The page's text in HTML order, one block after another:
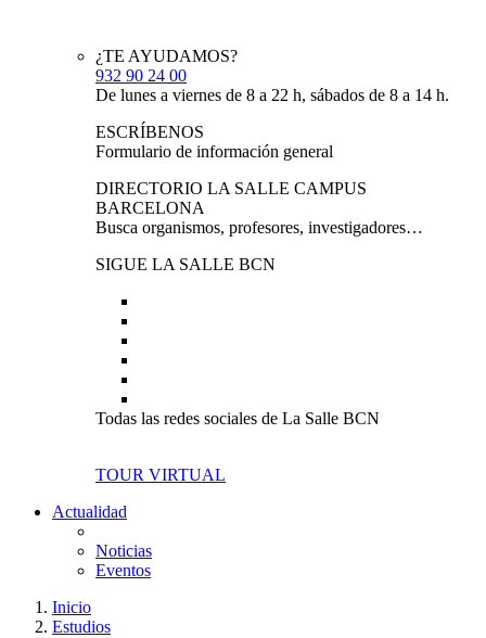
¿TE AYUDAMOS?
932 90 24 00
De lunes a viernes de 8 a 22 h, sábados de 8 a 14 h.
ESCRÍBENOS
Formulario de información general
DIRECTORIO LA SALLE CAMPUS
BARCELONA
Busca organismos, profesores, investigadores…
SIGUE LA SALLE BCN
Todas las redes sociales de La Salle BCN
TOUR VIRTUAL
Actualidad
Noticias
Eventos
Inicio
Estudios